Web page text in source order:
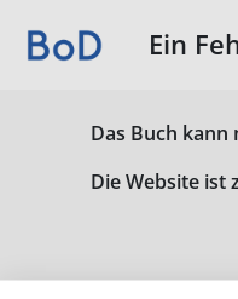
Ein
Das Buch kann
Die Website ist